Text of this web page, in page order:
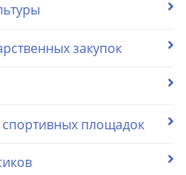
закупок
спортивных площадок